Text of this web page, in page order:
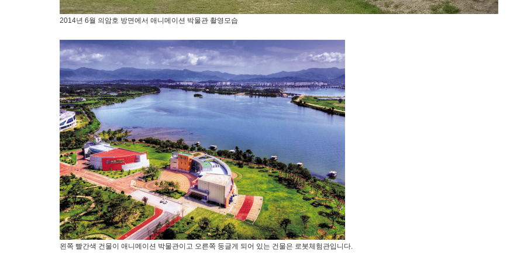
2014년 6월 의암호 방면에서 애니메이션 박물관 촬영모습
왼쪽 빨간색 건물이 애니메이션 박물관이고 오른쪽 둥글게 되어 있는 건물은 로봇체험관입니다.